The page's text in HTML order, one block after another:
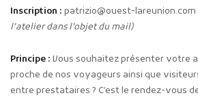
Inscription : patrizio@ouest-lareunion.com
l’atelier dans l’objet du mail)
Principe : Vous souhaitez présenter votre
proche de nos voyageurs ainsi que
entre prestataires ? C’est le rendez-vous